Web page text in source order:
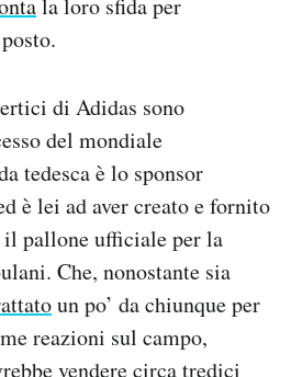
di Adidas sono
del mondiale
tedesca è lo sponsor
è lei ad aver creato e fornito
il pallone ufficiale per la
Che, nonostante sia
un po’ da chiunque per
reazioni sul campo,
vendere circa tredici